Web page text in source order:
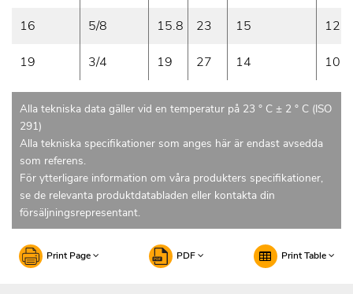
16 5/8 15.8 23 15 12
19 3/4 19 27 14 10
Alla tekniska data gäller vid en temperatur på 23 ° C ± 2 ° C (ISO
291)
Alla tekniska specifikationer som anges här är endast avsedda
som referens.
För ytterligare information om våra produkters specifikationer,
se de relevanta produktdatabladen eller kontakta din
försäljningsrepresentant.
Print Page PDF Print Table